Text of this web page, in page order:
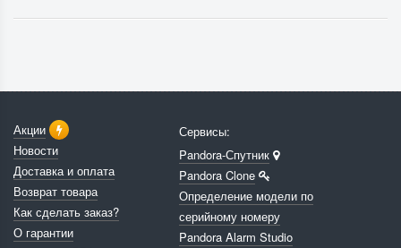
Акции
Новости
Доставка и оплата
Возврат товара
Как сделать заказ?
О гарантии
Сервисы:
Pandora-Спутник
Pandora Clone
Определение модели по
серийному номеру
Pandora Alarm Studio